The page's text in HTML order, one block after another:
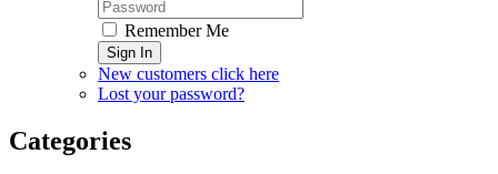
Remember Me
Sign In
New customers click here
Lost your password?
Categories